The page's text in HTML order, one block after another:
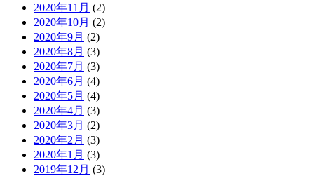
2020年11月 (2)
2020年10月 (2)
2020年9月 (2)
2020年8月 (3)
2020年7月 (3)
2020年6月 (4)
2020年5月 (4)
2020年4月 (3)
2020年3月 (2)
2020年2月 (3)
2020年1月 (3)
2019年12月 (3)